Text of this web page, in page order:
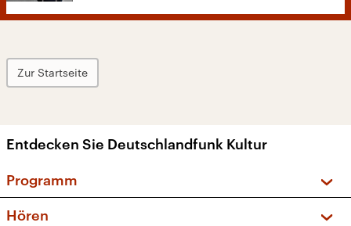
Zur Startseite
Entdecken Sie Deutschlandfunk Kultur
Programm
Hören